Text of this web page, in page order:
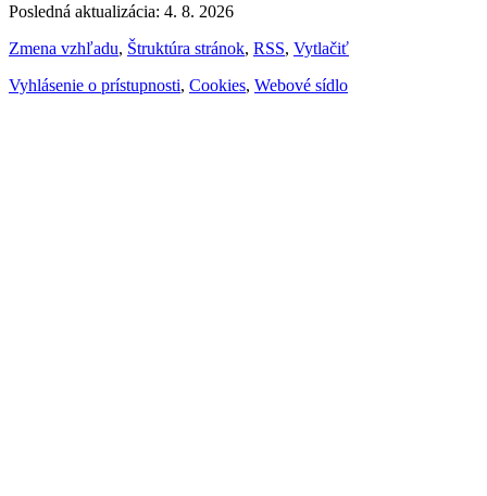
Posledná aktualizácia: 4. 8. 2026
Zmena vzhľadu, Štruktúra stránok, RSS, Vytlačiť
Vyhlásenie o prístupnosti, Cookies, Webové sídlo